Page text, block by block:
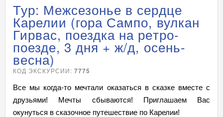
Тур: Межсезонье в сердце
Карелии (гора Сампо, вулкан
Гирвас, поездка на ретро-
поезде, 3 дня + ж/д, осень-
весна)
КОД ЭКСКУРСИИ:7775
Все мы когда-то мечтали оказаться в сказке вместе с
друзьями! Мечты сбываются! Приглашаем Вас
окунуться в сказочное путешествие по Карелии!